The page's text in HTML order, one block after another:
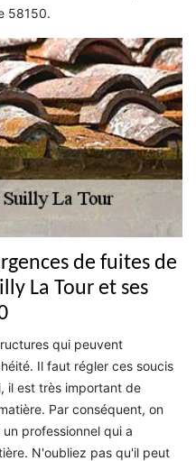
58150.
de fuites de
La Tour et ses
qui peuvent
Il faut régler ces soucis
il est très important de
Par conséquent, on
professionnel qui a
N'oubliez pas qu'il peut